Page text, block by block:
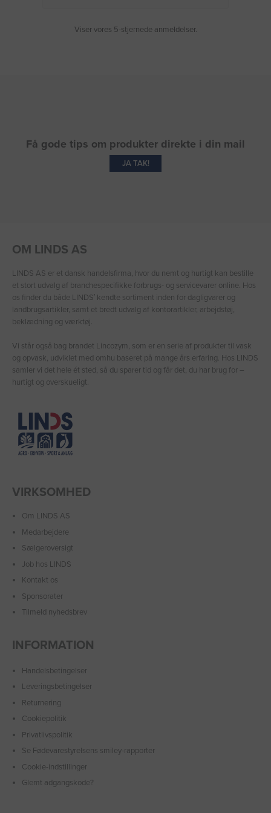
Viser vores 5-stjernede anmeldelser.
Få gode tips om produkter direkte i din mail
JA TAK!
OM LINDS AS
LINDS AS er et dansk handelsfirma, hvor du nemt og hurtigt kan bestille
et stort udvalg af branchespecifikke forbrugs- og servicevarer online. Hos
os finder du både LINDS′ kendte sortiment inden for dagligvarer og
landbrugsartikler, samt et bredt udvalg af kontorartikler, arbejdstøj,
beklædning og værktøj.
Vi står også bag brandet Lincozym, som er en serie af produkter til vask
og opvask, udviklet med omhu baseret på mange års erfaring. Hos LINDS
samler vi det hele ét sted, så du sparer tid og får det, du har brug for –
hurtigt og overskueligt.
VIRKSOMHED
Om LINDS AS
Medarbejdere
Sælgeroversigt
Job hos LINDS
Kontakt os
Sponsorater
Tilmeld nyhedsbrev
INFORMATION
Handelsbetingelser
Leveringsbetingelser
Returnering
Cookiepolitik
Privatlivspolitik
Se Fødevarestyrelsens smiley-rapporter
Cookie-indstillinger
Glemt adgangskode?